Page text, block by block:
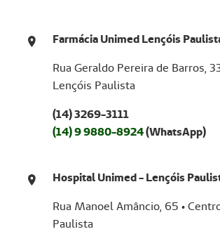
Farmácia Unimed Lençóis
Rua Geraldo Pereira de Barros,
Lençóis Paulista
(14) 3269-3111
Hospital Unimed - Lençóis
Rua Manoel Amâncio, 65 • Centro